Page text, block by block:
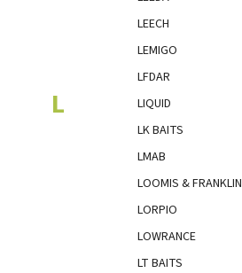
L
LEECH
LEMIGO
LFDAR
LIQUID
LK BAITS
LMAB
LOOMIS & FRANKLIN
LORPIO
LOWRANCE
LT BAITS